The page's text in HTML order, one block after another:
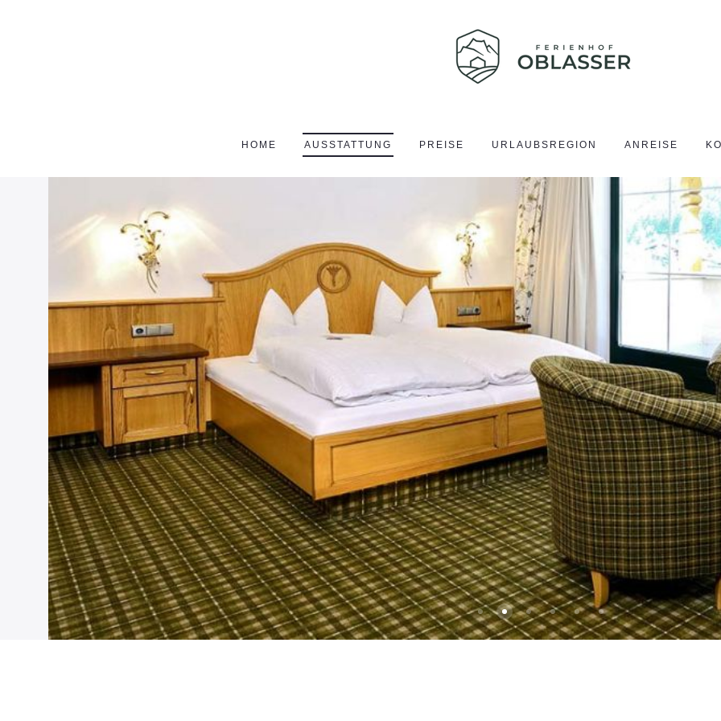
HOME AUSSTATTUNG PREISE URLAUBSREGION ANREISE
Ausstattung 5
Ausstattung 2
Zimmer 4
Zimmer 3
Zimmer 2